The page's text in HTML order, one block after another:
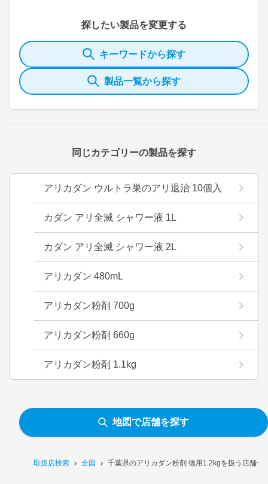
取扱店検索 全国 千葉県のアリカダン粉剤 徳用1.2kgを扱う店舗一
探したい製品を変更する
キーワードから探す
製品一覧から探す
同じカテゴリーの製品を探す
アリカダン ウルトラ巣のアリ退治 10個入
カダン アリ全滅 シャワー液 1L
カダン アリ全滅 シャワー液 2L
アリカダン 480mL
アリカダン粉剤 700g
アリカダン粉剤 660g
アリカダン粉剤 1.1kg
地図で店舗を探す